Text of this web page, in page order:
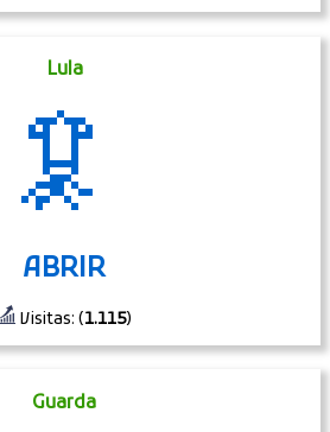
Lula
🦑
ABRIR
Visitas: (1.115)
Guarda